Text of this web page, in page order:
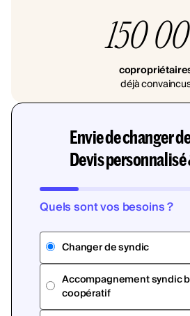
150
déjà
Envie de changer
Devis
Quels sont vos besoins ?
Changer de syndic
Accompagnement syndic
coopératif